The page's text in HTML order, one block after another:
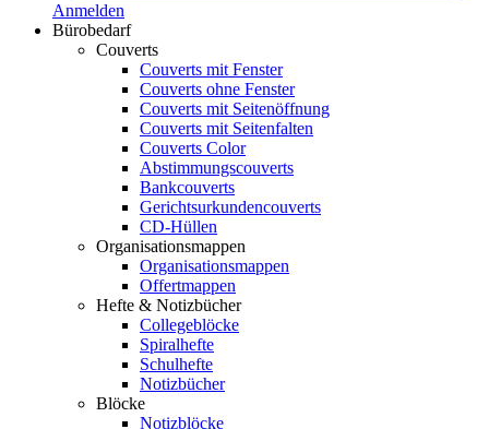
Anmelden
Bürobedarf
Couverts
Couverts mit Fenster
Couverts ohne Fenster
Couverts mit Seitenöffnung
Couverts mit Seitenfalten
Couverts Color
Abstimmungscouverts
Bankcouverts
Gerichtsurkundencouverts
CD-Hüllen
Organisationsmappen
Organisationsmappen
Offertmappen
Hefte & Notizbücher
Collegeblöcke
Spiralhefte
Schulhefte
Notizbücher
Blöcke
Notizblöcke